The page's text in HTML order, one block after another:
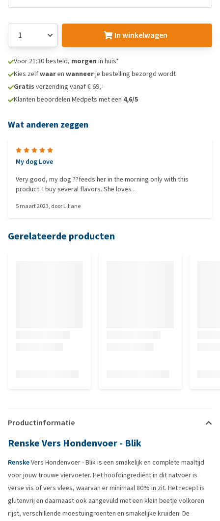
In winkelwagen
Voor 21:30 besteld, morgen in huis*
Kies zelfwaaren wanneerje bestelling bezorgd wordt
Gratis verzending vanaf € 69,-
Klanten beoordelen Medpets met een 4,6/5
Wat anderen zeggen
My dog Love
Very good, my dog ??feeds her in the morning only with this
product. I buy several flavors. She loves .
5 maart 2023, doorLiliane
Gerelateerde producten
Productinformatie
Renske Vers Hondenvoer - Blik
RenskeVers Hondenvoer - Blik is een smakelijk en complete maaltijd
voor jouw trouwe viervoeter. Het hoofdingrediënt in dit natvoer is
verse vis of vers vlees, waarvan er minimaal 80% in zit. Het recept is
glutenvrij en daarnaast ook aangevuld met een klein beetje volkoren
rijst, verschillende moestuingroenten en smakelijke kruiden. De